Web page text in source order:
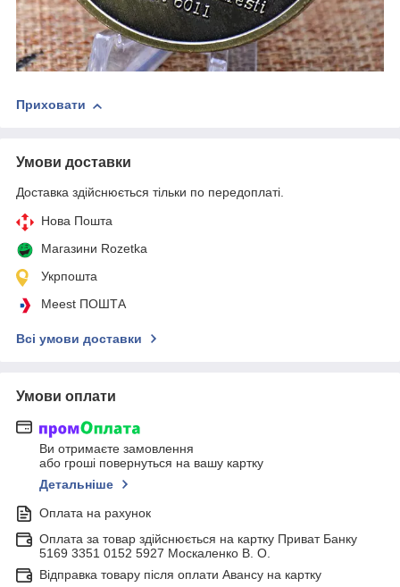
Приховати
Умови доставки
Доставка здійснюється тільки по передоплаті.
Нова Пошта
Магазини Rozetka
Укрпошта
Meest ПОШТА
Всі умови доставки
Умови оплати
Ви отримаєте замовлення
або гроші повернуться на вашу картку
Детальніше
Оплата на рахунок
Оплата за товар здійснюється на картку Приват Банку
5169 3351 0152 5927 Москаленко В. О.
Відправка товару після оплати Авансу на картку